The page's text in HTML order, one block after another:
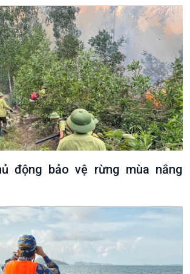
Góc nhìn VOV1
Bình luận
động bảo vệ rừng mùa nắng